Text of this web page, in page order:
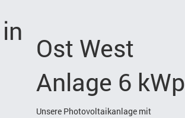
Ost West
Anlage 6 kWp
Unsere Photovoltaikanlage mit